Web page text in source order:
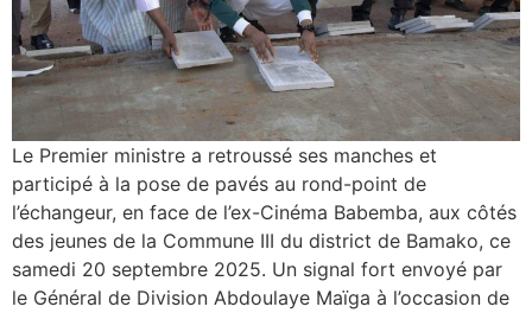
Le Premier ministre a retroussé ses manches et
participé à la pose de pavés au rond-point de
l’échangeur, en face de l’ex-Cinéma Babemba, aux côtés
des jeunes de la Commune III du district de Bamako, ce
samedi 20 septembre 2025. Un signal fort envoyé par
le Général de Division Abdoulaye Maïga à l’occasion de